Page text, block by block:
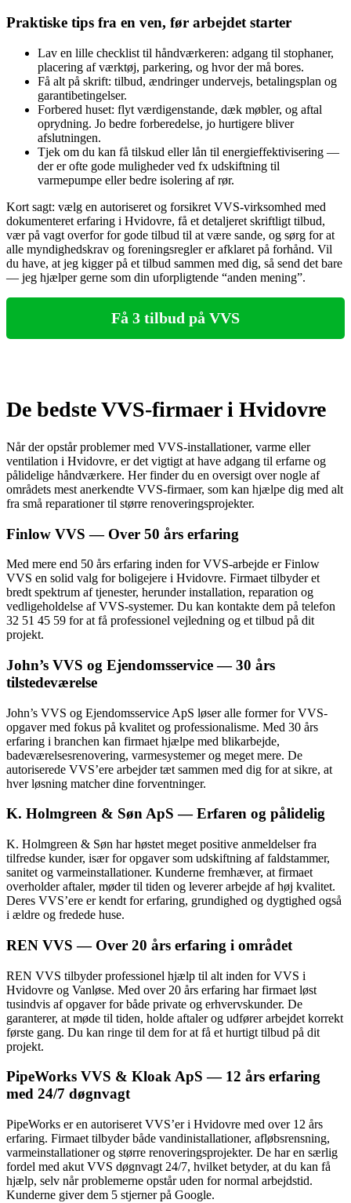
Praktiske tips fra en ven, før arbejdet starter
Lav en lille checklist til håndværkeren: adgang til stophaner,
placering af værktøj, parkering, og hvor der må bores.
Få alt på skrift: tilbud, ændringer undervejs, betalingsplan og
garantibetingelser.
Forbered huset: flyt værdigenstande, dæk møbler, og aftal
oprydning. Jo bedre forberedelse, jo hurtigere bliver
afslutningen.
Tjek om du kan få tilskud eller lån til energieffektivisering —
der er ofte gode muligheder ved fx udskiftning til
varmepumpe eller bedre isolering af rør.
Kort sagt: vælg en autoriseret og forsikret VVS‑virksomhed med
dokumenteret erfaring i Hvidovre, få et detaljeret skriftligt tilbud,
vær på vagt overfor for gode tilbud til at være sande, og sørg for at
alle myndighedskrav og foreningsregler er afklaret på forhånd. Vil
du have, at jeg kigger på et tilbud sammen med dig, så send det bare
— jeg hjælper gerne som din uforpligtende “anden mening”.
Få 3 tilbud på VVS
De bedste VVS-firmaer i Hvidovre
Når der opstår problemer med VVS-installationer, varme eller
ventilation i Hvidovre, er det vigtigt at have adgang til erfarne og
pålidelige håndværkere. Her finder du en oversigt over nogle af
områdets mest anerkendtе VVS-firmaer, som kan hjælpe dig med alt
fra små reparationer til større renoveringsprojekter.
Finlow VVS — Over 50 års erfaring
Med mere end 50 års erfaring inden for VVS-arbejde er Finlow
VVS en solid valg for boligejere i Hvidovre. Firmaet tilbyder et
bredt spektrum af tjenester, herunder installation, reparation og
vedligeholdelse af VVS-systemer. Du kan kontakte dem på telefon
32 51 45 59 for at få professionel vejledning og et tilbud på dit
projekt.
John’s VVS og Ejendomsservice — 30 års
tilstedeværelse
John’s VVS og Ejendomsservice ApS løser alle former for VVS-
opgaver med fokus på kvalitet og professionalisme. Med 30 års
erfaring i branchen kan firmaet hjælpe med blikarbejde,
badeværelsesrenovering, varmesystemer og meget mere. De
autoriserede VVS’ere arbejder tæt sammen med dig for at sikre, at
hver løsning matcher dine forventninger.
K. Holmgreen & Søn ApS — Erfaren og pålidelig
K. Holmgreen & Søn har høstet meget positive anmeldelser fra
tilfredse kunder, især for opgaver som udskiftning af faldstammer,
sanitet og varmeinstallationer. Kunderne fremhæver, at firmaet
overholder aftaler, møder til tiden og leverer arbejde af høj kvalitet.
Deres VVS’ere er kendt for erfaring, grundighed og dygtighed også
i ældre og fredede huse.
REN VVS — Over 20 års erfaring i området
REN VVS tilbyder professionel hjælp til alt inden for VVS i
Hvidovre og Vanløse. Med over 20 års erfaring har firmaet løst
tusindvis af opgaver for både private og erhvervskunder. De
garanterer, at møde til tiden, holde aftaler og udfører arbejdet korrekt
første gang. Du kan ringe til dem for at få et hurtigt tilbud på dit
projekt.
PipeWorks VVS & Kloak ApS — 12 års erfaring
med 24/7 døgnvagt
PipeWorks er en autoriseret VVS’er i Hvidovre med over 12 års
erfaring. Firmaet tilbyder både vandinistallationer, afløbsrensning,
varmeinstallationer og større renoveringsprojekter. De har en særlig
fordel med akut VVS døgnvagt 24/7, hvilket betyder, at du kan få
hjælp, selv når problemerne opstår uden for normal arbejdstid.
Kunderne giver dem 5 stjerner på Google.